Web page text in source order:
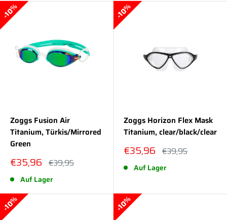
10%
Zoggs Fusion Air
Titanium, Türkis/Mirrored
Green
Sonderpreis
€35,96 Normalpreis
€39,95
Auf Lager
10%
Zoggs Horizon Flex Mask
Titanium, clear/black/clear
Sonderpreis
€35,96 Normalpreis
€39,95
Auf Lager
10% 10%